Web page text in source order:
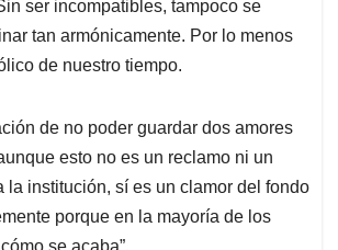
ser incompatibles, tampoco se
tan armónicamente. Por lo menos
de nuestro tiempo.
de no poder guardar dos amores
esto no es un reclamo ni un
la institución, sí es un clamor del fondo
porque en la mayoría de los
se acaba”.